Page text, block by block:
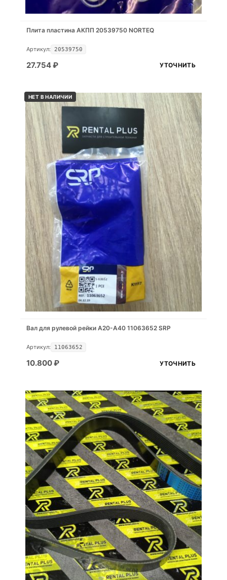
Плита пластина АКПП 20539750 NORTEQ
Артикул: 20539750
27.754₽ УТОЧНИТЬ
НЕТ В НАЛИЧИИ
Вал для рулевой рейки A20-A40 11063652 SRP
Артикул: 11063652
10.800₽ УТОЧНИТЬ